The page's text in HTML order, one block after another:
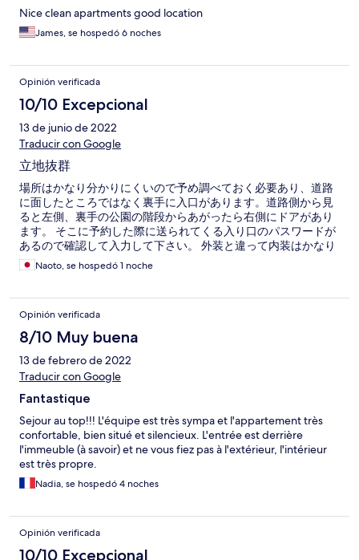
Nice clean apartments good location
James, se hospedó 6 noches
Opinión verificada
10/10 Excepcional
13 de junio de 2022
Traducir con Google
立地抜群
場所はかなり分かりにくいので予め調べておく必要あり、道路
に面したところではなく裏手に入口があります。道路側から見
ると左側、裏手の公園の階段からあがったら右側にドアがあり
ます。 そこに予約した際に送られてくる入り口のパスワードが
あるので確認して入力して下さい。 外装と違って内装はかなり
綺麗です。 ただしアメニティやシャンプーはないので購入の必
要があります。 この価格でこの立地ならかなり安いです。
Naoto, se hospedó 1 noche
Opinión verificada
8/10 Muy buena
13 de febrero de 2022
Traducir con Google
Fantastique
Sejour au top!!! L'équipe est très sympa et l'appartement très
confortable, bien situé et silencieux. L'entrée est derrière
l'immeuble (à savoir) et ne vous fiez pas à l'extérieur, l'intérieur
est très propre.
Nadia, se hospedó 4 noches
Opinión verificada
10/10 Excepcional